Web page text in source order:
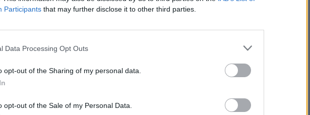
Participants that may further disclose it to other third parties.
Data Processing Opt Outs
opt-out of the Sharing of my personal data.
opt-out of the Sale of my Personal Data.
a választ a befektetőket leginkább foglalkoztató kérdésekre. Meddig tarthat az AI-
érdemes portfóliót építeni egy gyorsan változó...
portfolio.hu hírarchívumához tartozik, melynek olvasása előfizetéses